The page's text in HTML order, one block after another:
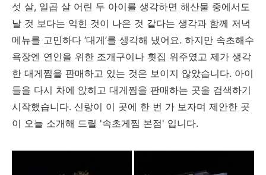
섯 살, 일곱 살 어린 두 아이를 생각하면 해산물 중에서도
날 것 보다는 익힌 것이 나은 것 같다는 생각과 함께 저녁
메뉴를 고민하다 ‘대게’를 생각해 냈어요. 하지만 속초해수
욕장엔 연인을 위한 조개구이나 횟집 위주였고 제가 생각
한 대게찜을 판매하고 있는 것은 보이지 않았습니다. 아이
들을 다시 차에 앉히고 대게찜을 판매하는 곳을 검색하기
시작했습니다. 신랑이 이 곳에 한 번 가 보자며 제안한 곳
이 오늘 소개해 드릴 '속초게찜 본점' 입니다.